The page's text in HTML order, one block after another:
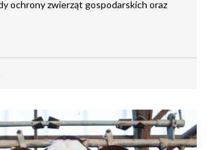
ochrony zwierząt gospodarskich oraz